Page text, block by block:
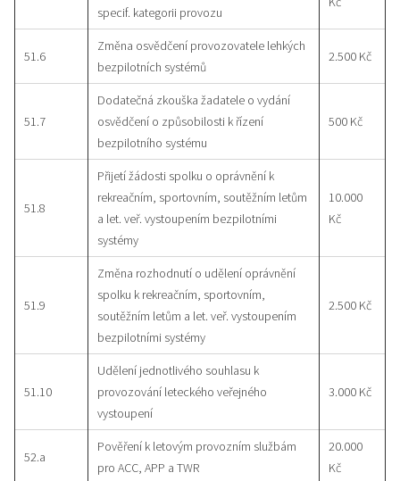
specif. kategorii provozu
51.6
Změna osvědčení provozovatele lehkých
bezpilotních systémů
2.500 Kč
51.7
Dodatečná zkouška žadatele o vydání
osvědčení o způsobilosti k řízení
bezpilotního systému
500 Kč
51.8
Přijetí žádosti spolku o oprávnění k
rekreačním, sportovním, soutěžním letům
a let. veř. vystoupením bezpilotními
systémy
10.000
Kč
51.9
Změna rozhodnutí o udělení oprávnění
spolku k rekreačním, sportovním,
soutěžním letům a let. veř. vystoupením
bezpilotními systémy
2.500 Kč
51.10
Udělení jednotlivého souhlasu k
provozování leteckého veřejného
vystoupení
3.000 Kč
52.a
Pověření k letovým provozním službám
pro ACC, APP a TWR
20.000
Kč